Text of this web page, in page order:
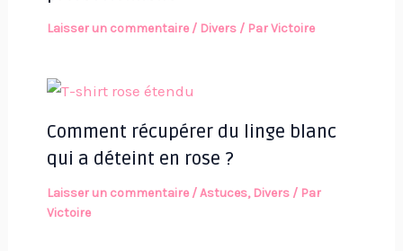
Laisser un commentaire / Divers/ ParVictoire
Comment récupérer du linge blanc
qui a déteint en rose ?
Laisser un commentaire /Astuces, Divers/ Par
Victoire